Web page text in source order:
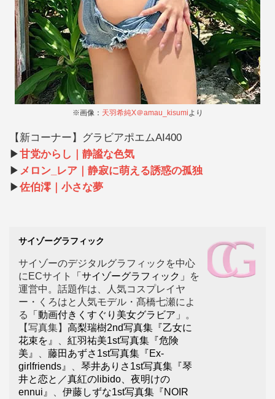
※画像： 天羽希純X＠amau_kisumiより
【新コーナー】グラビアポエムAI400
▶甘党からし｜静謐な色気
▶ メロン_レア｜静寂に萌える誘惑の孤独
▶佐伯澪｜小さな夢
サイゾーグラフィック
サイゾーのデジタルグラフィックを中心
にECサイト
「サイゾーグラフィック」
を
運営中。話題作は、人気コスプレイヤ
ー・くろはと人気モデル・髙橋七瀬によ
る
「動画付きくすぐり美女グラビア」
。
【写真集】 高梨瑞樹2nd写真集『乙女に
花束を』
紅羽祐美1st写真集『危険
美』
藤田あずさ1st写真集『Ex-
girlfriends』
琴井ありさ1st写真集『琴
井と恋と／真紅のlibido、夜明けの
ennui』
伊藤しずな1st写真集『NOIR